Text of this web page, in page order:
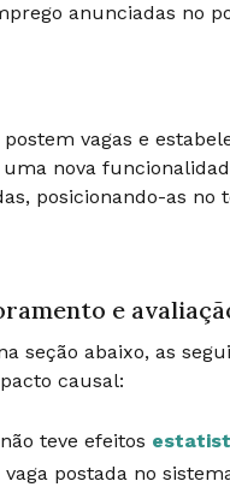
anunciadas no
vagas e
nova
posicionando-as no
e
seção abaixo, as
causal:
teve efeitos
postada no